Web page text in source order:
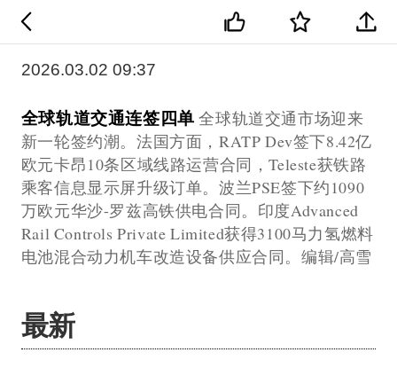
2026.03.02 09:37
全球轨道交通连签四单 全球轨道交通市场迎来
新一轮签约潮。法国方面，RATP Dev签下8.42亿
欧元卡昂10条区域线路运营合同，Teleste获铁路
乘客信息显示屏升级订单。波兰PSE签下约1090
万欧元华沙-罗兹高铁供电合同。印度Advanced
Rail Controls Private Limited获得3100马力氢燃料
电池混合动力机车改造设备供应合同。编辑/高雪
最新